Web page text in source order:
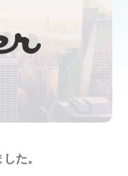
た。